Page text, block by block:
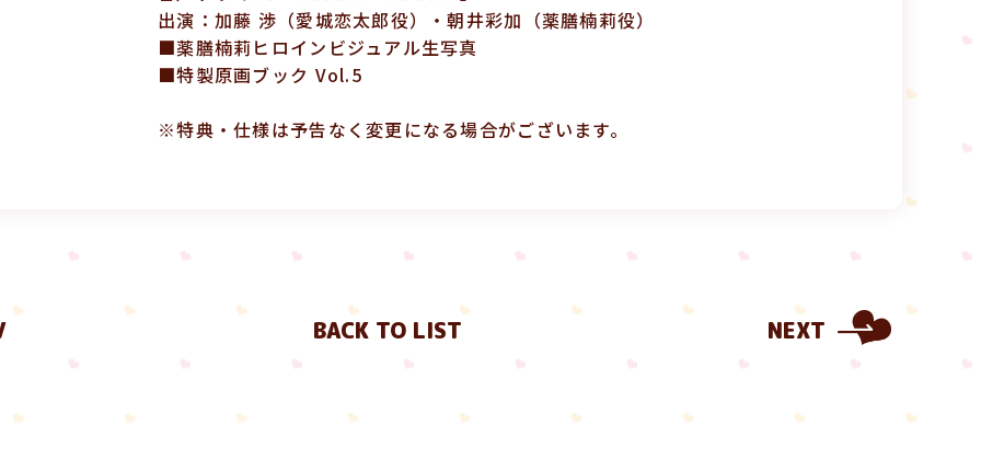
出演：加藤 渉（愛城恋太郎役）・朝井彩加（薬膳楠莉役）
■薬膳楠莉ヒロインビジュアル生写真
■特製原画ブック Vol.5
※特典・仕様は予告なく変更になる場合がございます。
BACK TO LIST NEXT